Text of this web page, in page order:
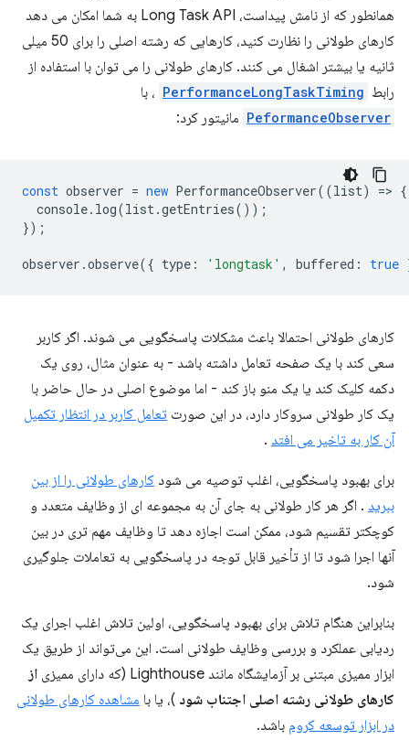
همانطور که از نامش پیداست، Long Task API به شما امکان می دهد
کارهای طولانی را نظارت کنید، کارهایی که رشته اصلی را برای 50 میلی
ثانیه یا بیشتر اشغال می کنند. کارهای طولانی را می توان با استفاده از
رابط PerformanceLongTaskTiming ، با
PeformanceObserver مانیتور کرد:
const observer = new PerformanceObserver((list) => {
console. log(list.getEntries());
});
observer .observe({ type : 'longtask' , buffered : true
کارهای طولانی احتمالا باعث مشکلات پاسخگویی می شوند. اگر کاربر
سعی کند با یک صفحه تعامل داشته باشد - به عنوان مثال، روی یک
دکمه کلیک کند یا یک منو باز کند - اما موضوع اصلی در حال حاضر با
یک کار طولانی سروکار دارد، در این صورت تعامل کاربر در انتظار تکمیل
آن کار به تاخیر می افتد .
برای بهبود پاسخگویی، اغلب توصیه می شود کارهای طولانی را از بین
ببرید . اگر هر کار طولانی به جای آن به مجموعه ای از وظایف متعدد و
کوچکتر تقسیم شود، ممکن است اجازه دهد تا وظایف مهم تری در بین
آنها اجرا شود تا از تأخیر قابل توجه در پاسخگویی به تعاملات جلوگیری
شود.
بنابراین هنگام تلاش برای بهبود پاسخگویی، اولین تلاش اغلب اجرای یک
ردیابی عملکرد و بررسی وظایف طولانی است. این می‌تواند از طریق یک
ابزار ممیزی مبتنی بر آزمایشگاه مانند Lighthouse (که دارای ممیزی
از
کارهای طولانی رشته اصلی اجتناب شود )، یا با مشاهده کارهای طولانی
در ابزار توسعه کروم باشد.